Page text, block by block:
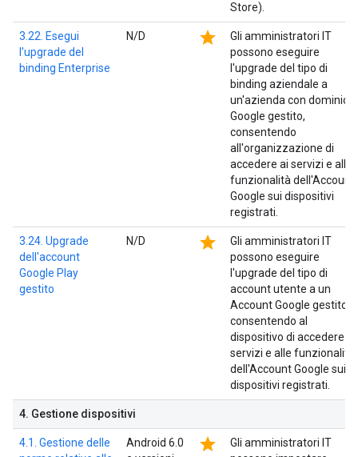
Store).
3.22. Esegui
l'upgrade del
binding Enterprise
N/D star
Gli amministratori IT
possono eseguire
l'upgrade del tipo di
binding aziendale a
un'azienda con dominio
Google gestito,
consentendo
all'organizzazione di
accedere ai servizi e alle
funzionalità dell'Account
Google sui dispositivi
registrati.
3.24. Upgrade
dell'account
Google Play
gestito
N/D star
Gli amministratori IT
possono eseguire
l'upgrade del tipo di
account utente a un
Account Google gestito,
consentendo al
dispositivo di accedere ai
servizi e alle funzionalità
dell'Account Google sui
dispositivi registrati.
4. Gestione dispositivi
4.1. Gestione delle
Android 6.0
star
Gli amministratori IT